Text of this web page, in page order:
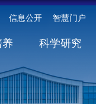
信息公开 智慧门户
养 科学研究